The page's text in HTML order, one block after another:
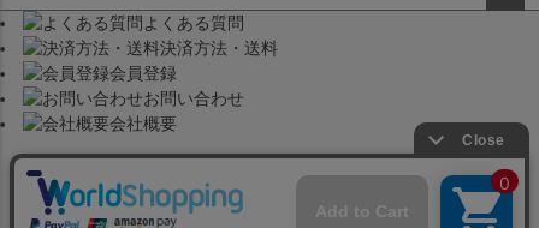
よくある質問
決済方法・送料
会員登録
お問い合わせ
会社概要